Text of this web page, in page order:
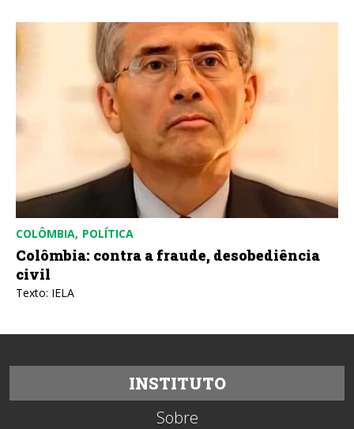
COLÔMBIA POLÍTICA
Colômbia: contra a fraude, desobediência
civil
Texto: IELA
INSTITUTO
Sobre